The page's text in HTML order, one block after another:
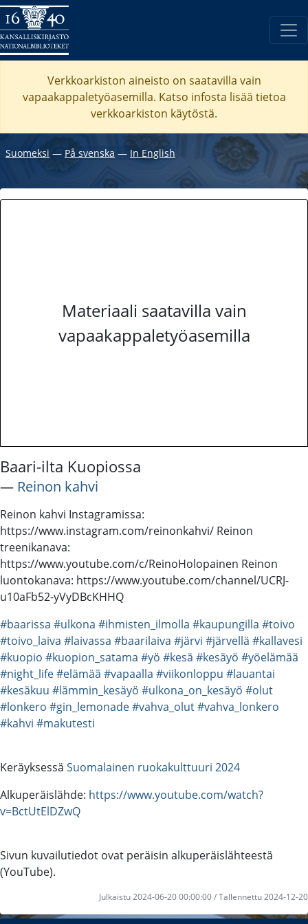
Verkkoarkiston aineisto on saatavilla vain
vapaakappaletyöasemilla. Katso infosta lisää tietoa
verkkoarkiston käytöstä.
Suomeksi ― På svenska ― In English
Materiaali saatavilla vain
vapaakappaletyöasemilla
Baari-ilta Kuopiossa
― Reinon kahvi
Reinon kahvi Instagramissa:
https://www.instagram.com/reinonkahvi/ Reinon
treenikanava:
https://www.youtube.com/c/ReinoHolopainen Reinon
luontokanava: https://www.youtube.com/channel/UCRJ-
u10aFb52-yVyDBcKHHQ
#baarissa #ulkona #ihmisten_ilmolla #kaupungilla #toivo
#toivo_laiva #laivassa #baarilaiva #järvi #järvellä #kallavesi
#kuopio #kuopion_satama #yö #kesä #kesäyö #yöelämää
#night_life#elämää #vapaalla #viikonloppu #lauantai
#kesäkuu #lämmin_kesäyö #ulkona_on_kesäyö #olut
#lonkero #gin_lemonade#vahva_olut#vahva_lonkero
#kahvi #makutesti
Keräyksessä Suomalainen ruokakulttuuri 2024
Alkuperäislähde: https://www.youtube.com/watch?
v=BctUtElDZwQ
Sivun kuvailutiedot ovat peräisin alkuperäislähteestä
(YouTube).
Julkaistu 2024-06-20 00:00:00 / Tallennettu 2024-12-20